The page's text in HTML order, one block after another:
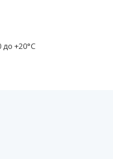
до +20°С